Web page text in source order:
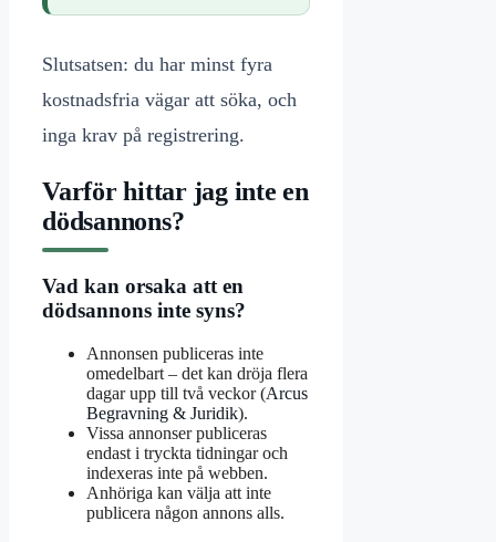
Slutsatsen: du har minst fyra
kostnadsfria vägar att söka, och
inga krav på registrering.
Varför hittar jag inte en
dödsannons?
Vad kan orsaka att en
dödsannons inte syns?
Annonsen publiceras inte
omedelbart – det kan dröja flera
dagar upp till två veckor (Arcus
Begravning & Juridik).
Vissa annonser publiceras
endast i tryckta tidningar och
indexeras inte på webben.
Anhöriga kan välja att inte
publicera någon annons alls.